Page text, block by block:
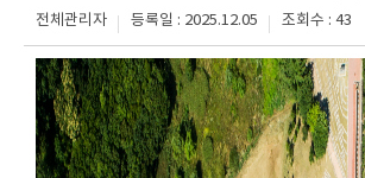
전체관리자 등록일 : 2025.12.05 조회수 : 43